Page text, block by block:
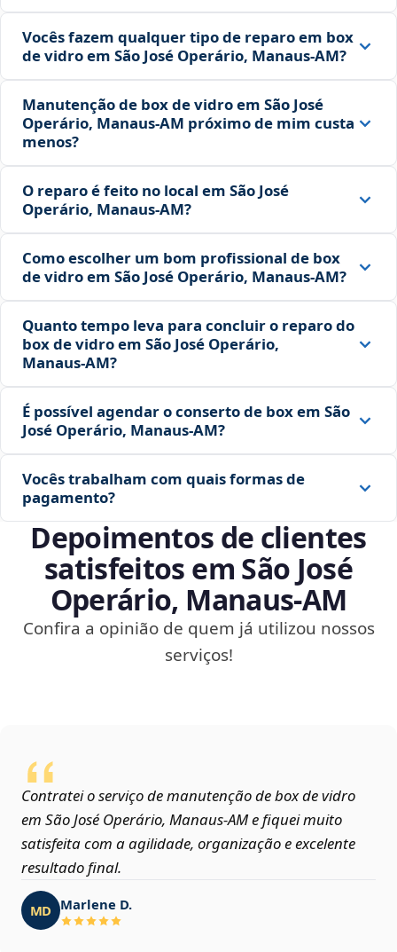
Vocês fazem qualquer tipo de reparo em box
de vidro em São José Operário, Manaus‑AM?
Manutenção de box de vidro em São José
Operário, Manaus‑AM próximo de mim custa
menos?
O reparo é feito no local em São José
Operário, Manaus‑AM?
Como escolher um bom profissional de box
de vidro em São José Operário, Manaus‑AM?
Quanto tempo leva para concluir o reparo do
box de vidro em São José Operário,
Manaus‑AM?
É possível agendar o conserto de box em São
José Operário, Manaus‑AM?
Vocês trabalham com quais formas de
pagamento?
Depoimentos de clientes
satisfeitos em São José
Operário, Manaus‑AM
Confira a opinião de quem já utilizou nossos
serviços!
Contratei o serviço de manutenção de box de vidro
em São José Operário, Manaus‑AM e fiquei muito
satisfeita com a agilidade, organização e excelente
resultado final.
MD Marlene D.